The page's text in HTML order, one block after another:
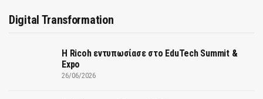
Digital Transformation
Η Ricoh εντυπωσίασε στο EduTech Summit &
Expo
26/06/2026